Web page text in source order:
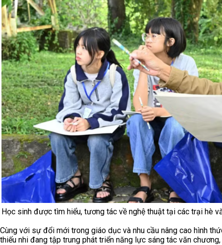
Học sinh được tìm hiểu, tương tác về nghệ thuật tại các trại hè
Cùng với sự đổi mới trong giáo dục và nhu cầu nâng cao hình
thiếu nhi đang tập trung phát triển năng lực sáng tác văn